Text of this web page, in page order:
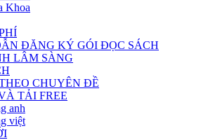
Khoa
ĐĂNG KÝ GÓI ĐỌC SÁCH
LÂM SÀNG
CHUYÊN ĐỀ
TẢI FREE
anh
việt